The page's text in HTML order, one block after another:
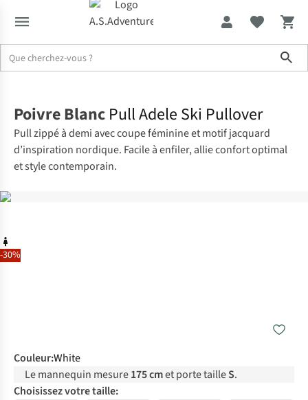
-30%
Poivre Blanc Pull Adele Ski Pullover
Pull zippé à demi avec coupe féminine et motif jacquard
d’inspiration nordique. Facile à enfiler, allie confort optimal
et style contemporain.
Couleur:White
Le mannequin mesure175 cmet porte tailleS.
Choisissez votre taille: